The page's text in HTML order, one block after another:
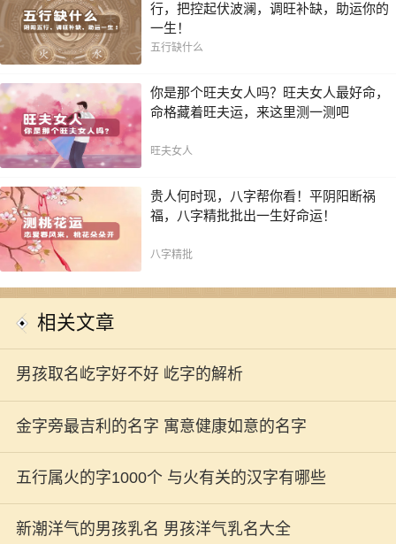
行，把控起伏波澜，调旺补缺，助运你的
一生！
五行缺什么
你是那个旺夫女人吗？旺夫女人最好命，
命格藏着旺夫运，来这里测一测吧
旺夫女人
贵人何时现，八字帮你看！平阴阳断祸
福，八字精批批出一生好命运！
八字精批
相关文章
男孩取名屹字好不好 屹字的解析
金字旁最吉利的名字 寓意健康如意的名字
五行属火的字1000个 与火有关的汉字有哪些
新潮洋气的男孩乳名 男孩洋气乳名大全